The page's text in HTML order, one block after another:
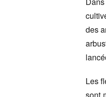
des
Les
sont